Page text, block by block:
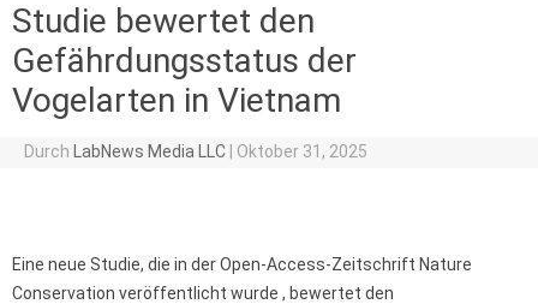
Studie bewertet den
Gefährdungsstatus der
Vogelarten in Vietnam
Durch LabNews Media LLC Oktober 31, 2025
Eine neue Studie, die in der Open-Access-Zeitschrift Nature
Conservation veröffentlicht wurde , bewertet den